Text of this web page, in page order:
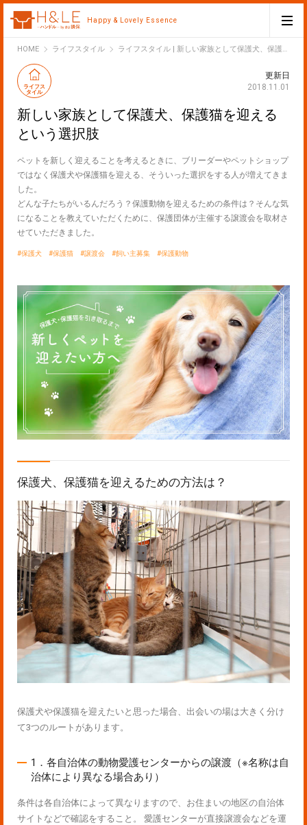
Happy & Lovely Essence
HOMEH&LEライフスタイル ライフスタイル | 新しい家族として保護犬、保護猫を迎えるという選択肢
ライフス
タイル
更新日
2018.11.01
新しい家族として保護犬、保護猫を迎える
という選択肢
ペットを新しく迎えることを考えるときに、ブリーダーやペットショップ
ではなく保護犬や保護猫を迎える、そういった選択をする人が増えてきま
した。
どんな子たちがいるんだろう？保護動物を迎えるための条件は？そんな気
になることを教えていただくために、保護団体が主催する譲渡会を取材さ
せていただきました。
保護犬 保護猫 譲渡会 飼い主募集 保護動物
保護犬、保護猫を迎えるための方法は？
保護犬や保護猫を迎えたいと思った場合、出会いの場は大きく分け
て3つのルートがあります。
1．各自治体の動物愛護センターからの譲渡（※名称は自
治体により異なる場合あり）
条件は各自治体によって異なりますので、お住まいの地区の自治体
サイトなどで確認をすること。 愛護センターが直接譲渡会などを運